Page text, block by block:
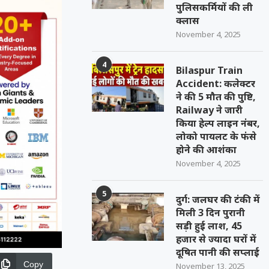
Copy
पुलिसकर्मियों की ली
क्लास
November 4, 2025
4
Bilaspur Train
Accident: कलेक्टर
ने की 5 मौत की पुष्टि,
Railway ने जारी
किया हेल्प लाइन नंबर,
लोको पायलट के फंसे
होने की आशंका
November 4, 2025
5
दुर्ग: जलघर की टंकी में
मिली 3 दिन पुरानी
सड़ी हुई लाश, 45
हजार से ज्यादा घरों में
दूषित पानी की सप्लाई
November 13, 2025